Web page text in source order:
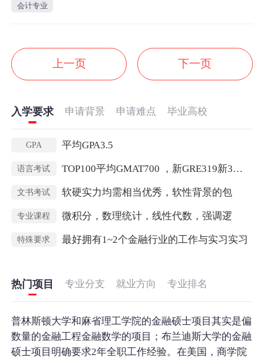
会计专业
上一页 下一页
入学要求 申请背景 申请难点 毕业高校
GPA 平均GPA3.5
语言考试 TOP100平均GMAT700 ，新GRE319新3新GRE319新3
文书考试 软硬实力均需相当优秀，软性背景的包
专业课程 微积分，数理统计，线性代数，强调逻
特殊要求 最好拥有1~2个金融行业的工作与实习实习
热门项目 专业分支 就业方向 专业排名
普林斯顿大学和麻省理工学院的金融硕士项目其实是偏
数量的金融工程金融数学的项目；布兰迪斯大学的金融
硕士项目明确要求2年全职工作经验。在美国，商学院